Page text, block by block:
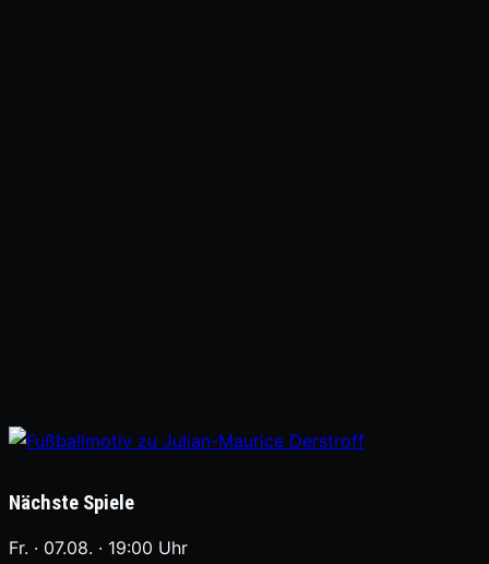
Nächste Spiele
Fr. · 07.08. · 19:00 Uhr